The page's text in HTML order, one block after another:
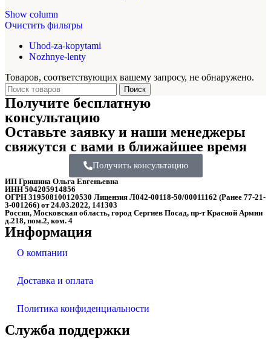
Show column
Очистить фильтры
Uhod-za-kopytami
Nozhnye-lenty
Товаров, соответствующих вашему запросу, не обнаружено.
Поиск
Получите бесплатную
консультацию
Оставьте заявку и наши менеджеры
свяжутся с вами в ближайшее время
Получить консультацию
ИП Гришина Ольга Евгеньевна
ИНН 504205914856
ОГРН 319508100120530 Лицензия Л042-00118-50/00011162 (Ранее 77-21-
3-001266) от 24.03.2022, 141303
Россия, Московская область, город Сергиев Посад, пр-т Красной Армии
д.218, пом.2, ком. 4
Информация
О компании
Доставка и оплата
Политика конфиденциальности
Служба поддержки